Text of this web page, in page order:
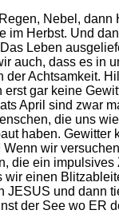
Nebel,
im Herbst. Und
Leben
auch, dass es in
der Achtsamkeit.
gar keine
April sind zwar
die uns
haben.
wir
die ein
einen
JESUS und dann
der See wo ER